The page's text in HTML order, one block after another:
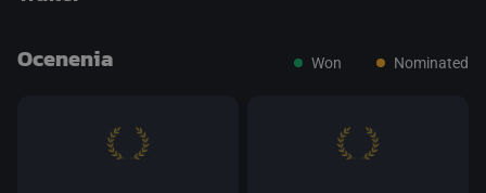
prepnite na prehrávač HTML5
Ocenenia Won Nominated